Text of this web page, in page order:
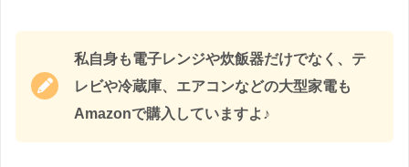
私自身も電子レンジや炊飯器だけでなく、テ
レビや冷蔵庫、エアコンなどの大型家電も
Amazonで購入していますよ♪